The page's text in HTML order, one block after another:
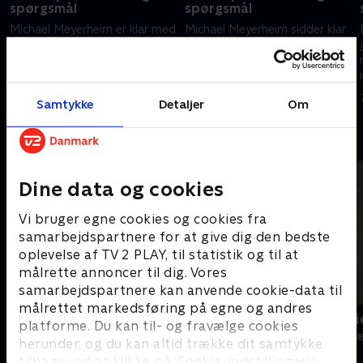
Samtykke Detaljer Om
Dine data og cookies
Vi bruger egne cookies og cookies fra
samarbejdspartnere for at give dig den bedste
oplevelse af TV 2 PLAY, til statistik og til at
målrette annoncer til dig. Vores
samarbejdspartnere kan anvende cookie-data til
målrettet markedsføring på egne og andres
platforme. Du kan til- og fravælge cookies
herunder, og du kan altid trække dit samtykke
spørgsmål
Michael Meyerheim er klar med
gæstedeltagere. I dag er det
kræfter med seernes
spørgsmål og dilemmaer
Signe Svendsen og Jens
Gaardbo.
24. august 2011 • 24 min
spørgsmål
Michael Meyerheim sidder klar
består af Puk Elgård, Pernille
august 2011.
31. august 2011 • 24 min
Andre så også
Danmarks dummeste
TV-Shows • 1 sæsoner
Spørg
TV-Shows • 1